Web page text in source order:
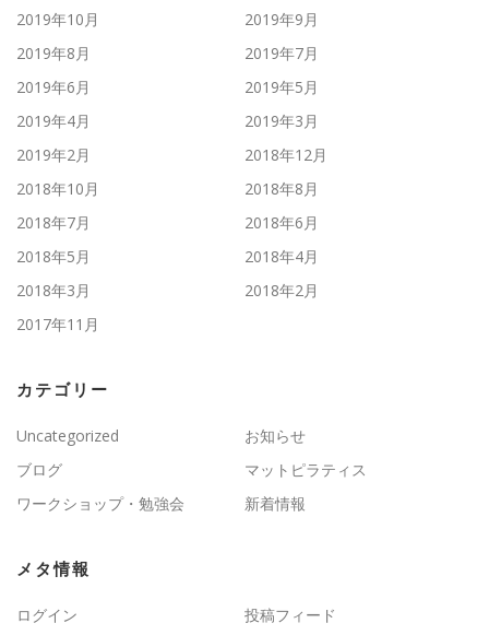
2019年10月
2019年9月
2019年8月
2019年7月
2019年6月
2019年5月
2019年4月
2019年3月
2019年2月
2018年12月
2018年10月
2018年8月
2018年7月
2018年6月
2018年5月
2018年4月
2018年3月
2018年2月
2017年11月
カテゴリー
Uncategorized
お知らせ
ブログ
マットピラティス
ワークショップ・勉強会
新着情報
メタ情報
ログイン
投稿フィード